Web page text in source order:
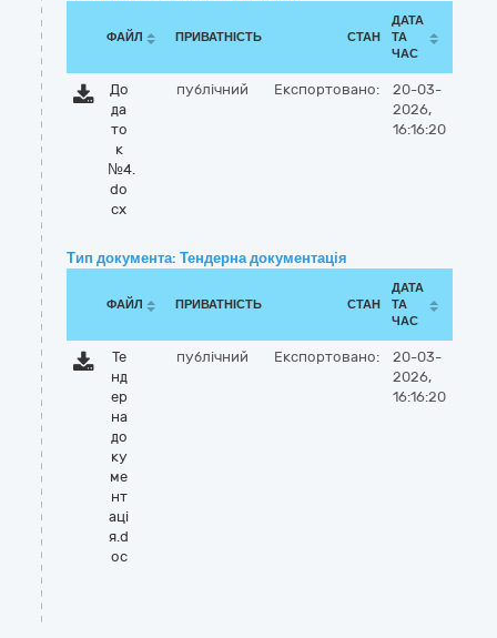
ФАЙЛ ПРИВАТНІСТЬ СТАН
ДАТА
ТА
ЧАС
До
да
то
к
№4.
do
cx
публічний Експортовано:
20-03-
2026,
16:16:20
Тип документа: Тендерна документація
ФАЙЛ ПРИВАТНІСТЬ СТАН
ДАТА
ТА
ЧАС
Те
нд
ер
на
до
ку
ме
нт
аці
я.d
oc
публічний Експортовано:
20-03-
2026,
16:16:20